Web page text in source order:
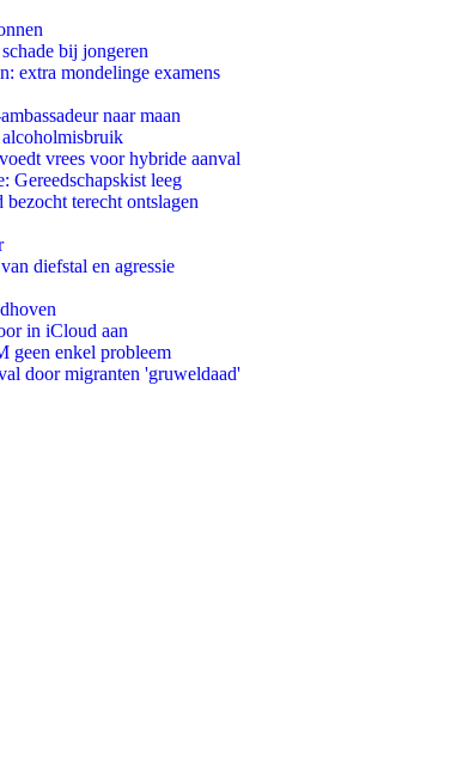
bij jongeren
extra mondelinge examens
naar maan
vrees voor hybride aanval
Gereedschapskist leeg
terecht ontslagen
diefstal en agressie
in iCloud aan
geen enkel probleem
door migranten 'gruweldaad'